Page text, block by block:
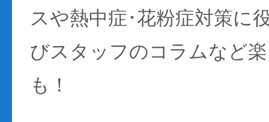
スや熱中症･花粉症対策に
びスタッフのコラムなど
も！